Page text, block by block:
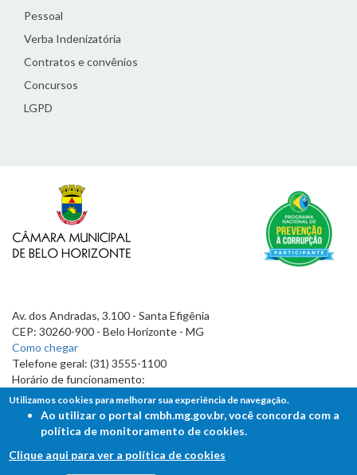
Pessoal
Verba Indenizatória
Contratos e convênios
Concursos
LGPD
Av. dos Andradas, 3.100 - Santa Efigênia
CEP: 30260-900 - Belo Horizonte - MG
Como chegar
Telefone geral: (31) 3555-1100
Horário de funcionamento:
7h às 19h
Utilizamos cookies para melhorar sua experiência de navegação.
Ao utilizar o portal cmbh.mg.gov.br, você concorda com a
política de monitoramento de cookies.
Clique aqui para ver a política de cookies